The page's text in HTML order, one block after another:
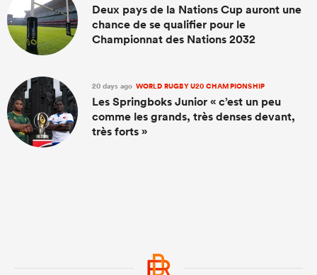
Deux pays de la Nations Cup auront une
chance de se qualifier pour le
Championnat des Nations 2032
20 days ago WORLD RUGBY U20 CHAMPIONSHIP
Les Springboks Junior « c’est un peu
comme les grands, très denses devant,
très forts »